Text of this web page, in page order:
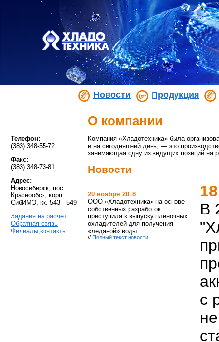
Новости Продукция
О компании
Телефон:
(383) 348-55-72
Факс:
(383) 348-73-81
Адрес:
Новосибирск, пос.
Краснообск, корп.
СибИМЭ, кк. 543—549
Задания на расчёт
Обратная связь
Филиалы,контакты
Компания «Хладотехника» была
и на сегодняшний день, — это
занимающая одну из ведущих позиций на
Новости
20 ноября 2018
ООО «Хладотехника» на основе
собственных разработок
приступила к выпуску пленочных
охладителей для получения
«ледяной» воды.
// Полный текст новости
В
с